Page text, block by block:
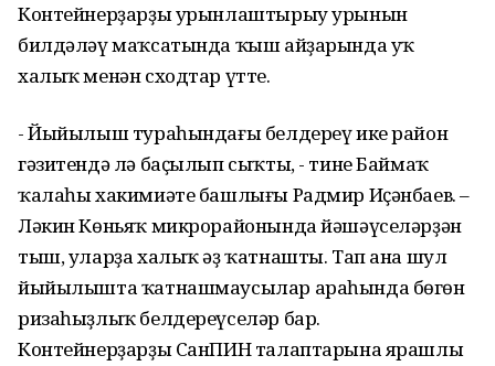
Контейнерҙарҙы урынлаштырыу урынын
билдәләү маҡсатында ҡыш айҙарында уҡ
халыҡ менән сходтар үтте.
- Йыйылыш тураһындағы белдереү ике район
гәзитендә лә баҫылып сыҡты, - тине Баймаҡ
ҡалаһы хакимиәте башлығы Радмир Иҫәнбаев. –
Ләкин Көньяҡ микрорайонында йәшәүселәрҙән
тыш, уларҙа халыҡ әҙ ҡатнашты. Тап ана шул
йыйылышта ҡатнашмаусылар араһында бөгөн
ризаһыҙлыҡ белдереүселәр бар.
Контейнерҙарҙы СанПИН талаптарына ярашлы